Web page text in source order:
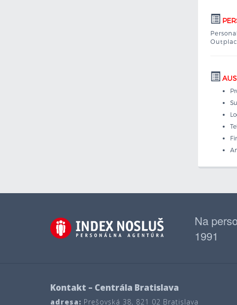
Na
1991
Kontakt – Centrála Bratislava
adresa: Prešovská 38, 821 02 Bratislava